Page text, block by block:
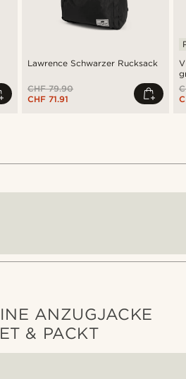
Lawrence Schwarzer Rucksack
CHF 79.90
CHF 71.91
ANZUGJACKE
& PACKT